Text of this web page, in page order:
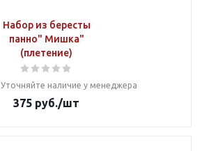
Набор из бересты
панно" Мишка"
(плетение)
Уточняйте наличие у менеджера
375 руб./шт